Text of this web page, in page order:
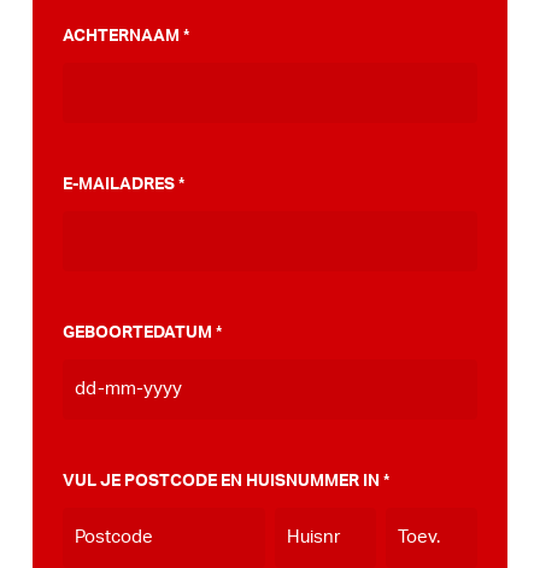
ACHTERNAAM *
E-MAILADRES *
GEBOORTEDATUM *
MM
JJJJ
VUL JE POSTCODE EN HUISNUMMER IN *